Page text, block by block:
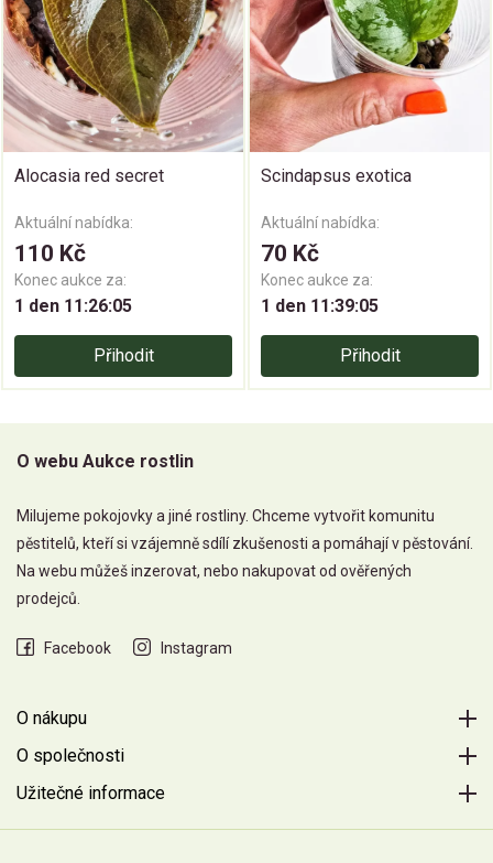
Alocasia red secret
Aktuální nabídka:
110 Kč
Konec aukce za:
1 den 11:26:05
Přihodit
Scindapsus exotica
Aktuální nabídka:
70 Kč
Konec aukce za:
1 den 11:39:05
Přihodit
O webu Aukce rostlin
Milujeme pokojovky a jiné rostliny. Chceme vytvořit komunitu
pěstitelů, kteří si vzájemně sdílí zkušenosti a pomáhají v pěstování.
Na webu můžeš inzerovat, nebo nakupovat od ověřených
prodejců.
Facebook Instagram
O nákupu
O společnosti
Užitečné informace